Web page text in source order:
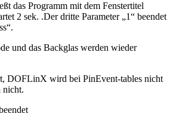
das Programm mit dem Fenstertitel
2 sek. .Der dritte Parameter „1“ beendet
und das Backglas werden wieder
DOFLinX wird bei PinEvent-tables nicht
nicht.